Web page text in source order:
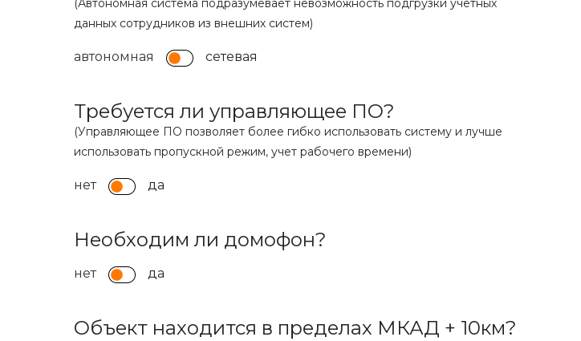
(Автономная система подразумевает невозможность подгрузки учетных
данных сотрудников из внешних систем)
автономная сетевая
Требуется ли управляющее ПО?
(Управляющее ПО позволяет более гибко использовать систему и лучше
использовать пропускной режим, учет рабочего времени)
нет да
Необходим ли домофон?
нет да
Объект находится в пределах МКАД + 10км?